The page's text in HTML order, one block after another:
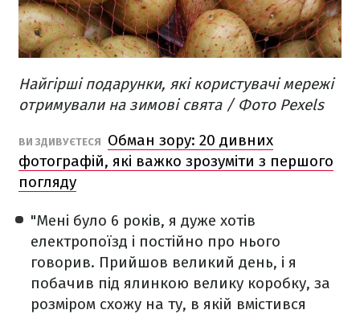
Найгірші подарунки, які користувачі мережі
отримували на зимові свята / Фото Pexels
ВИ ЗДИВУЄТЕСЯ
Обман зору: 20 дивних
фотографій, які важко зрозуміти з першого
погляду
"Мені було 6 років, я дуже хотів
електропоїзд і постійно про нього
говорив. Прийшов великий день, і я
побачив під ялинкою велику коробку, за
розміром схожу на ту, в якій вмістився